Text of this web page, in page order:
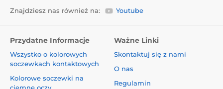
Znajdziesz nas również na: Youtube
Przydatne Informacje
Wszystko o kolorowych
soczewkach kontaktowych
Kolorowe soczewki na
Ważne Linki
Skontaktuj się z nami
O nas
Regulamin